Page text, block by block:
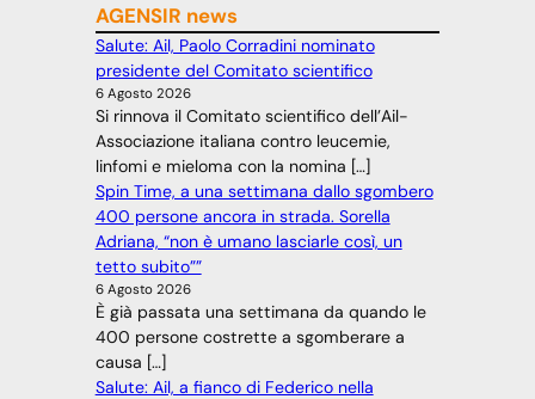
AGENSIR news
Salute: Ail, Paolo Corradini nominato
presidente del Comitato scientifico
6 Agosto 2026
Si rinnova il Comitato scientifico dell’Ail-
Associazione italiana contro leucemie,
linfomi e mieloma con la nomina […]
Spin Time, a una settimana dallo sgombero
400 persone ancora in strada. Sorella
Adriana, “non è umano lasciarle così, un
tetto subito””
6 Agosto 2026
È già passata una settimana da quando le
400 persone costrette a sgomberare a
causa […]
Salute: Ail, a fianco di Federico nella